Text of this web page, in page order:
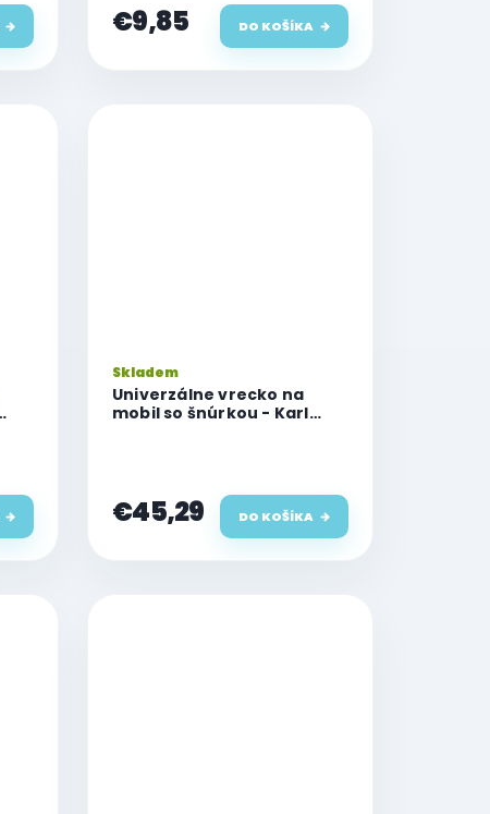
€9,85 DO KOŠÍKA
Univerzálne vrecko na
mobil so šnúrkou - Karl
Skladem
€45,29 DO KOŠÍKA